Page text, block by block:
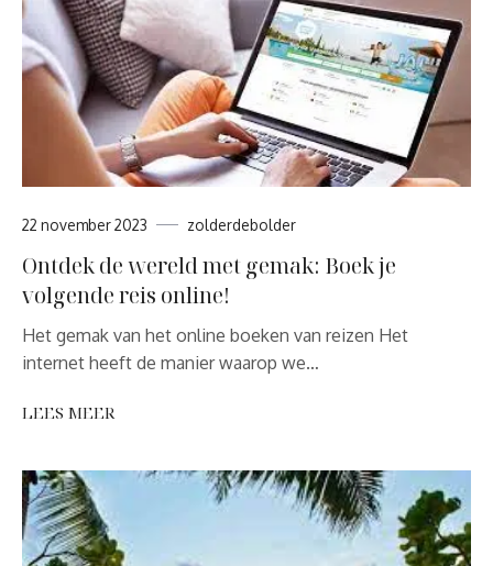
22 november 2023 zolderdebolder
Ontdek de wereld met gemak: Boek je
volgende reis online!
Het gemak van het online boeken van reizen Het
internet heeft de manier waarop we…
LEES MEER